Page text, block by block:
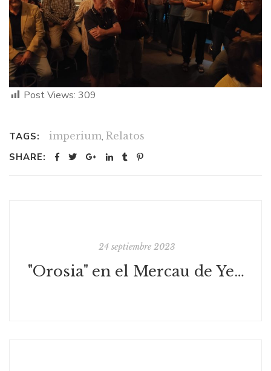
Post Views: 309
TAGS: imperium, Relatos
SHARE:
24 septiembre 2023
"Orosia" en el Mercau de Yebra de Basa